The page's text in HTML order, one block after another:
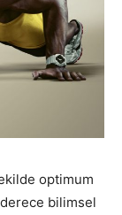
optimum
bilimsel